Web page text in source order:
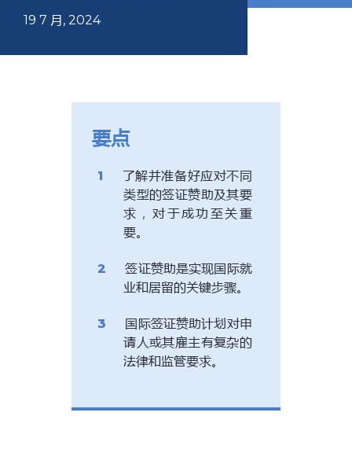
19 7 月, 2024
要点
了解并准备好应对不同
类型的签证赞助及其要
求，对于成功至关重
要。
签证赞助是实现国际就
业和居留的关键步骤。
国际签证赞助计划对申
请人或其雇主有复杂的
法律和监管要求。